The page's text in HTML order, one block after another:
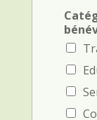
c
o
m
m
e
n
t
a